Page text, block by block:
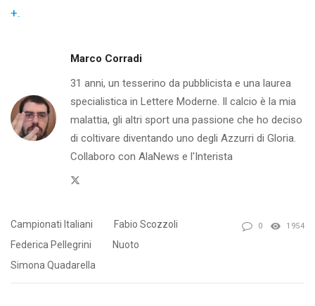
+.
Marco Corradi
31 anni, un tesserino da pubblicista e una laurea
specialistica in Lettere Moderne. Il calcio è la mia
malattia, gli altri sport una passione che ho deciso
di coltivare diventando uno degli Azzurri di Gloria.
Collaboro con AlaNews e l'Interista
Campionati Italiani
Fabio Scozzoli
Federica Pellegrini
Nuoto
Simona Quadarella
0 1954